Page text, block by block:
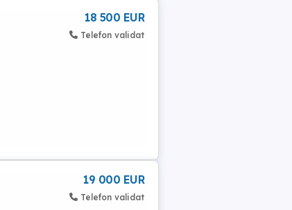
18 500 EUR
Telefon validat
19 000 EUR
Telefon validat